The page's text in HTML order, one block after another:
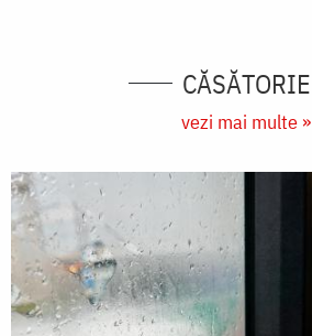
CĂSĂTORIE
vezi mai multe »